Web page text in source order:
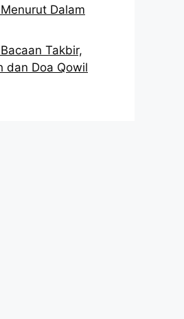
Dalam
Takbir,
dan Doa Qowil